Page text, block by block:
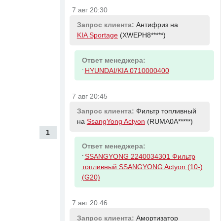
1
7 авг 20:30
Запрос клиента: Антифриз на
KIA Sportage(XWEPH8*****)
Ответ менеджера:
- HYUNDAI/KIA 0710000400
7 авг 20:45
Запрос клиента: Фильтр топливный
на SsangYong Actyon (RUMA0A*****)
Ответ менеджера:
- SSANGYONG 2240034301 Фильтр
топливный SSANGYONG Actyon (10-)
(G20)
7 авг 20:46
Запрос клиента: Амортизатор